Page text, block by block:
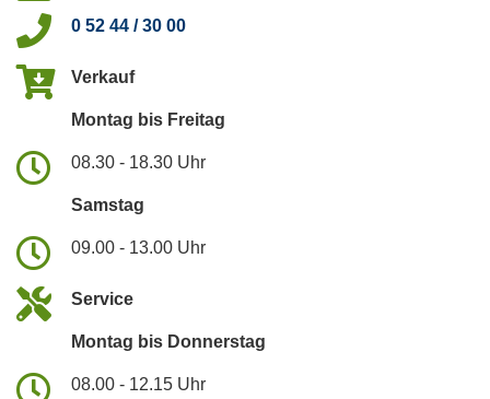
0 52 44 / 30 00
Verkauf
Montag bis Freitag
08.30 - 18.30 Uhr
Samstag
09.00 - 13.00 Uhr
Service
Montag bis Donnerstag
08.00 - 12.15 Uhr